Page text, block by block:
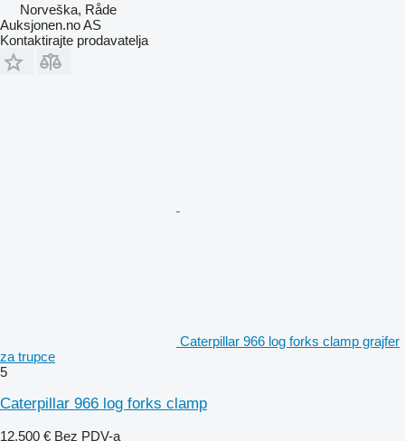
Norveška, Råde
Auksjonen.no AS
Kontaktirajte prodavatelja
Caterpillar 966 log forks clamp grajfer
za trupce
5
Caterpillar 966 log forks clamp
12.500 € Bez PDV-a